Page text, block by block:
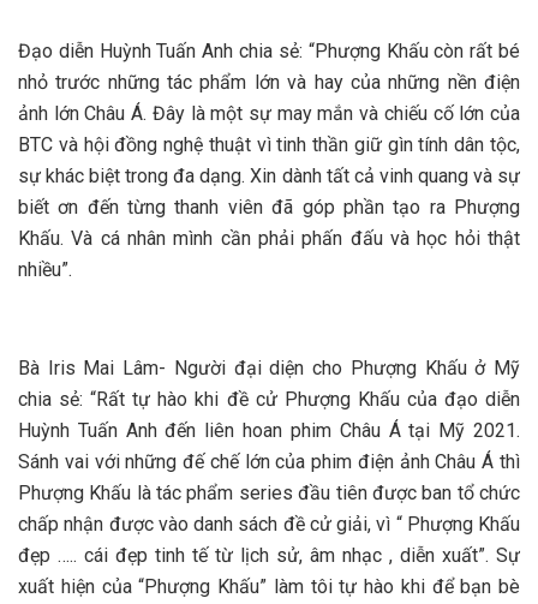
Đạo diễn Huỳnh Tuấn Anh chia sẻ: “Phượng Khấu còn rất bé
nhỏ trước những tác phẩm lớn và hay của những nền điện
ảnh lớn Châu Á. Đây là một sự may mắn và chiếu cố lớn của
BTC và hội đồng nghệ thuật vì tinh thần giữ gìn tính dân tộc,
sự khác biệt trong đa dạng. Xin dành tất cả vinh quang và sự
biết ơn đến từng thanh viên đã góp phần tạo ra Phượng
Khấu. Và cá nhân mình cần phải phấn đấu và học hỏi thật
nhiều”.
Bà Iris Mai Lâm- Người đại diện cho Phượng Khấu ở Mỹ
chia sẻ: “Rất tự hào khi đề cử Phượng Khấu của đạo diễn
Huỳnh Tuấn Anh đến liên hoan phim Châu Á tại Mỹ 2021.
Sánh vai với những đế chế lớn của phim điện ảnh Châu Á thì
Phượng Khấu là tác phẩm series đầu tiên được ban tổ chức
chấp nhận được vào danh sách đề cử giải, vì “ Phượng Khấu
đẹp ….. cái đẹp tinh tế từ lịch sử, âm nhạc , diễn xuất”. Sự
xuất hiện của “Phượng Khấu” làm tôi tự hào khi để bạn bè